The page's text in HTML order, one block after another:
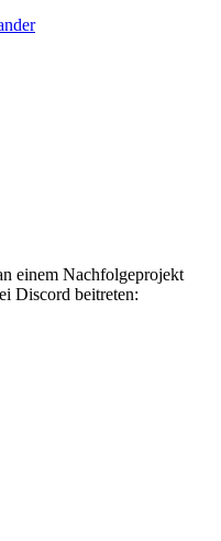
einem Nachfolgeprojekt
Discord beitreten: